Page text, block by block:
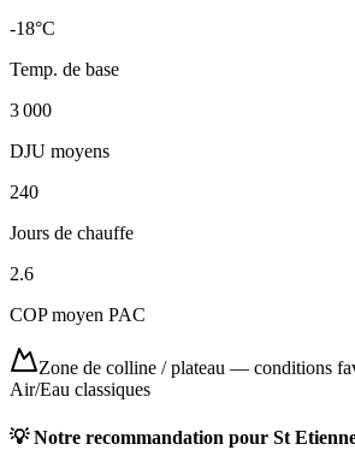
-18°C
Temp. de base
3 000
DJU moyens
240
Jours de chauffe
2.6
COP moyen PAC
Zone de colline / plateau — conditions
Air/Eau classiques
💡 Notre recommandation pour St